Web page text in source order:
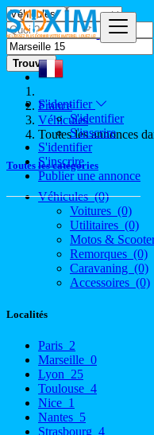
S'identifier
S'identifier
S'inscrire
S'identifier
S'inscrire
Publier une annonce
Trouver
France
Véhicules
Toutes les annonces
Toutes les catégories
Véhicules(0)
Voitures (0)
Utilitaires (0)
Motos &
Remorques (0)
Caravaning (0)
Accessoires (0)
Localités
Paris 2
Marseille 0
Lyon 25
Toulouse 4
Nice 1
Nantes 5
Strasbourg 4